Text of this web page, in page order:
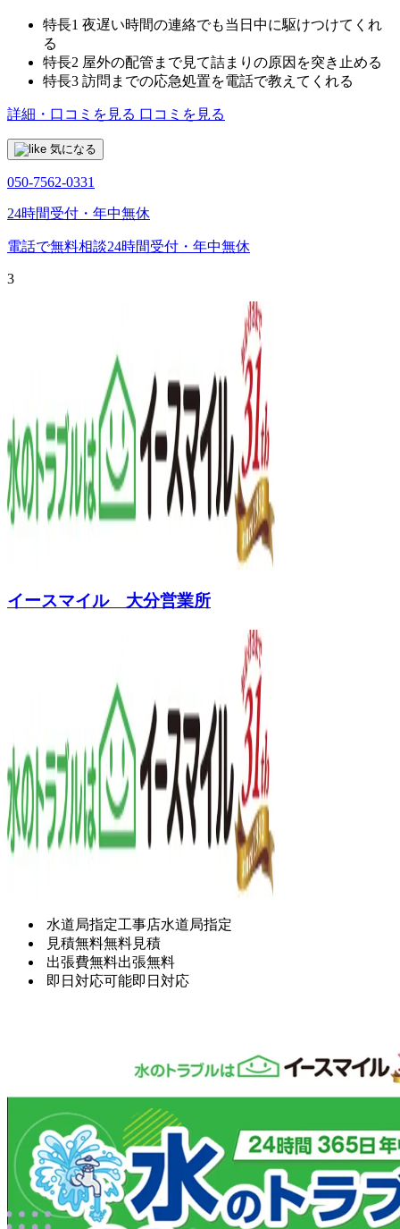
特長1 夜遅い時間の連絡でも当日中に駆けつけてくれ
る
特長2 屋外の配管まで見て詰まりの原因を突き止める
特長3 訪問までの応急処置を電話で教えてくれる
詳細・口コミを見る 口コミを見る
気になる
050-7562-0331
24時間受付・年中無休
電話で無料相談24時間受付・年中無休
3
イースマイル 大分営業所
水道局指定工事店水道局指定
見積無料無料見積
出張費無料出張無料
即日対応可能即日対応